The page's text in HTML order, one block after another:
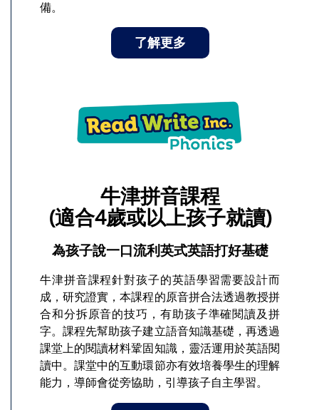
備。
了解更多
牛津拼音課程
(適合4歲或以上孩子就讀)
為孩子說一口流利英式英語打好基礎
牛津拼音課程針對孩子的英語學習需要設計而
成，研究證實，本課程的原音拼合法透過教授拼
合和分拆原音的技巧，有助孩子準確閱讀及拼
字。課程先幫助孩子建立語音知識基礎，再透過
課堂上的閱讀材料鞏固知識，靈活運用於英語閱
讀中。課堂中的互動環節亦有效培養學生的理解
能力，導師會從旁協助，引導孩子自主學習。